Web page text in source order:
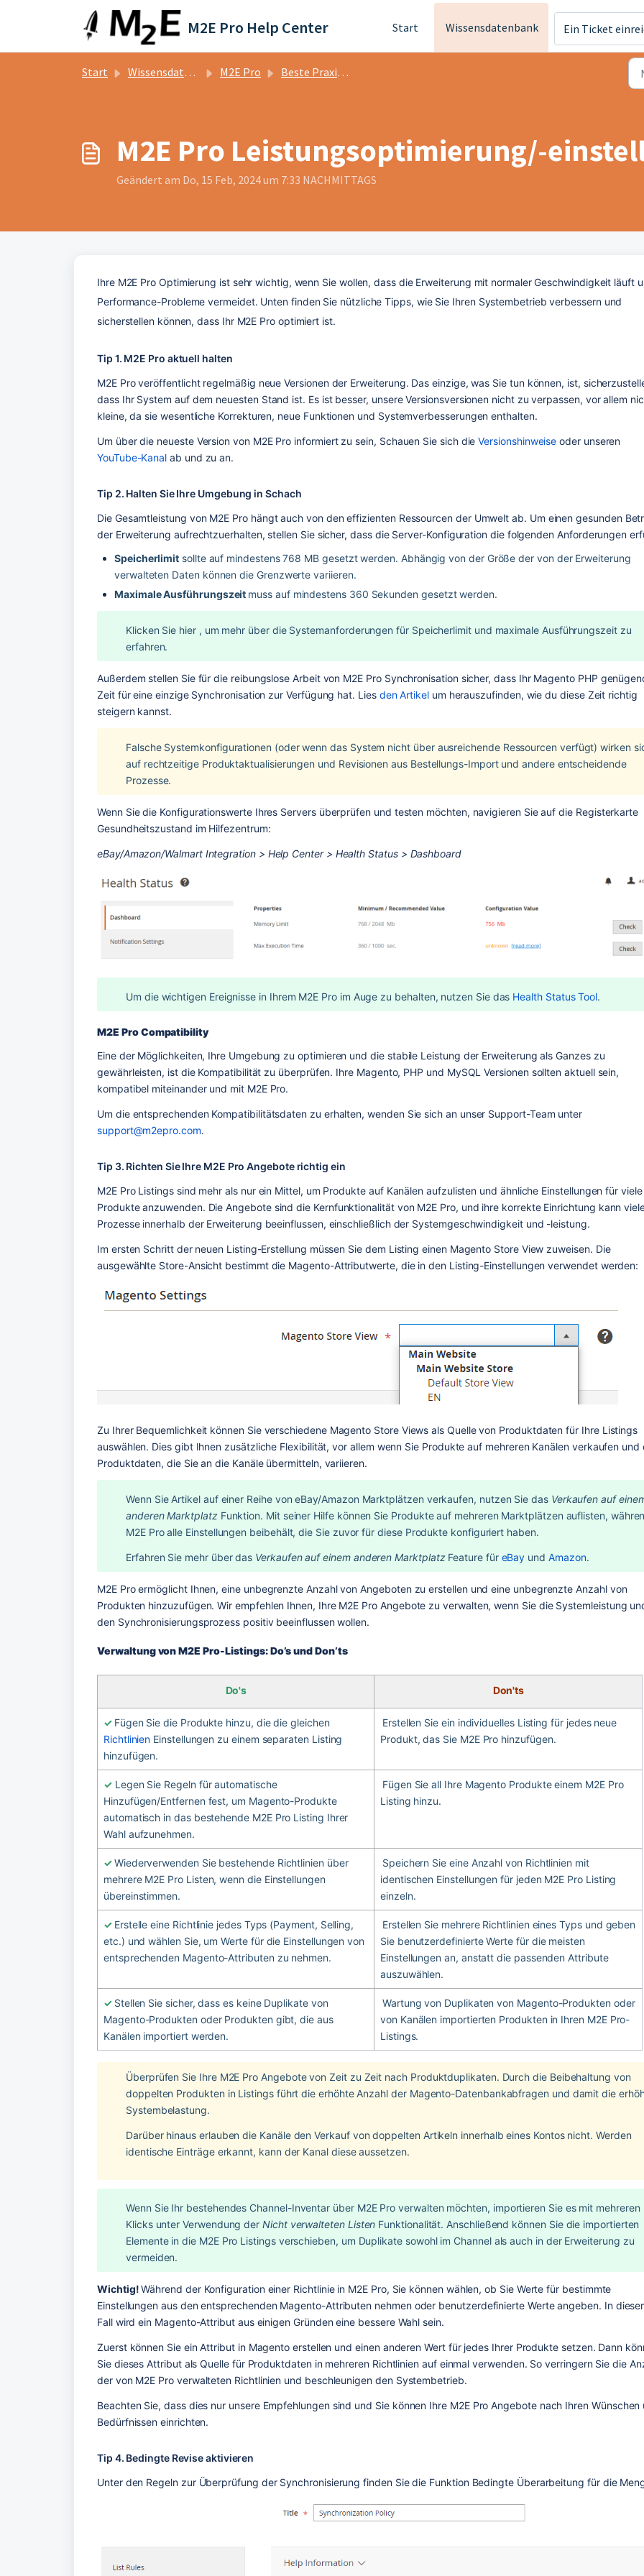
Zum hauptsächlichen Inhalt gehen
M2E Pro Help Center Start Wissensdatenbank Ein Ticket
Start Wissensdatenbank M2E Pro Beste Praxis M2
M2E Pro Leistungsoptimierung/-
Geändert am Do, 15 Feb, 2024 um 7:33 NACHMITTAGS
Ihre M2E Pro Optimierung ist sehr wichtig, wenn Sie wollen, dass die Erweiterung mit normaler Geschwindigkeit läuft
Performance-Probleme vermeidet. Unten finden Sie nützliche Tipps, wie Sie Ihren Systembetrieb verbessern und
sicherstellen können, dass Ihr M2E Pro optimiert ist.
Tip 1. M2E Pro aktuell halten
M2E Pro veröffentlicht regelmäßig neue Versionen der Erweiterung. Das einzige, was Sie tun können, ist,
dass Ihr System auf dem neuesten Stand ist. Es ist besser, unsere Versionsversionen nicht zu verpassen, vor allem
kleine, da sie wesentliche Korrekturen, neue Funktionen und Systemverbesserungen enthalten.
Um über die neueste Version von M2E Pro informiert zu sein, Schauen Sie sich die Versionshinweise
YouTube-Kanal ab und zu an.
Tip 2. Halten Sie Ihre Umgebung in Schach
Die Gesamtleistung von M2E Pro hängt auch von den effizienten Ressourcen der Umwelt ab. Um einen gesunden
der Erweiterung aufrechtzuerhalten, stellen Sie sicher, dass die Server-Konfiguration die folgenden Anforderungen
Speicherlimit sollte auf mindestens 768 MB gesetzt werden. Abhängig von der Größe der von der Erweiterung
verwalteten Daten können die Grenzwerte variieren.
Maximale Ausführungszeit muss auf mindestens 360 Sekunden gesetzt werden.
Klicken Sie hier , um mehr über die Systemanforderungen für Speicherlimit und maximale Ausführungszeit zu
erfahren.
Außerdem stellen Sie für die reibungslose Arbeit von M2E Pro Synchronisation sicher, dass Ihr Magento PHP
Zeit für eine einzige Synchronisation zur Verfügung hat. Lies den Artikel um herauszufinden, wie du diese Zeit richtig
steigern kannst.
Falsche Systemkonfigurationen (oder wenn das System nicht über ausreichende Ressourcen verfügt) wirken
auf rechtzeitige Produktaktualisierungen und Revisionen aus Bestellungs-Import und andere entscheidende
Prozesse.
Wenn Sie die Konfigurationswerte Ihres Servers überprüfen und testen möchten, navigieren Sie auf die Registerkarte
Gesundheitszustand im Hilfezentrum:
eBay/Amazon/Walmart Integration > Help Center > Health Status > Dashboard
Um die wichtigen Ereignisse in Ihrem M2E Pro im Auge zu behalten, nutzen Sie das Health Status Tool.
M2E Pro Compatibility
Eine der Möglichkeiten, Ihre Umgebung zu optimieren und die stabile Leistung der Erweiterung als Ganzes zu
gewährleisten, ist die Kompatibilität zu überprüfen. Ihre Magento, PHP und MySQL Versionen sollten aktuell sein,
kompatibel miteinander und mit M2E Pro.
support@m2epro.com.
Tip 3. Richten Sie Ihre M2E Pro Angebote richtig ein
M2E Pro Listings sind mehr als nur ein Mittel, um Produkte auf Kanälen aufzulisten und ähnliche Einstellungen für viele
Produkte anzuwenden. Die Angebote sind die Kernfunktionalität von M2E Pro, und ihre korrekte Einrichtung kann
Prozesse innerhalb der Erweiterung beeinflussen, einschließlich der Systemgeschwindigkeit und -leistung.
Im ersten Schritt der neuen Listing-Erstellung müssen Sie dem Listing einen Magento Store View zuweisen. Die
ausgewählte Store-Ansicht bestimmt die Magento-Attributwerte, die in den Listing-Einstellungen verwendet werden:
Zu Ihrer Bequemlichkeit können Sie verschiedene Magento Store Views als Quelle von Produktdaten für Ihre Listings
auswählen. Dies gibt Ihnen zusätzliche Flexibilität, vor allem wenn Sie Produkte auf mehreren Kanälen verkaufen und
Produktdaten, die Sie an die Kanäle übermitteln, variieren.
Wenn Sie Artikel auf einer Reihe von eBay/Amazon Marktplätzen verkaufen, nutzen Sie das Verkaufen auf
anderen Marktplatz Funktion. Mit seiner Hilfe können Sie Produkte auf mehreren Marktplätzen auflisten,
M2E Pro alle Einstellungen beibehält, die Sie zuvor für diese Produkte konfiguriert haben.
Erfahren Sie mehr über das Verkaufen auf einem anderen Marktplatz Feature für eBay und Amazon.
M2E Pro ermöglicht Ihnen, eine unbegrenzte Anzahl von Angeboten zu erstellen und eine unbegrenzte Anzahl von
Produkten hinzuzufügen. Wir empfehlen Ihnen, Ihre M2E Pro Angebote zu verwalten, wenn Sie die Systemleistung
den Synchronisierungsprozess positiv beeinflussen wollen.
Verwaltung von M2E Pro-Listings: Do’s und Don’ts
Do's Don'ts
✓
Richtlinien Einstellungen zu einem separaten Listing
hinzufügen.
Erstellen Sie ein individuelles Listing für jedes neue
Produkt, das Sie M2E Pro hinzufügen.
✓ Legen Sie Regeln für automatische
Hinzufügen/Entfernen fest, um Magento-Produkte
automatisch in das bestehende M2E Pro Listing Ihrer
Wahl aufzunehmen.
Fügen Sie all Ihre Magento Produkte einem M2E Pro
Listing hinzu.
✓ Wiederverwenden Sie bestehende Richtlinien über
mehrere M2E Pro Listen, wenn die Einstellungen
übereinstimmen.
Speichern Sie eine Anzahl von Richtlinien mit
identischen Einstellungen für jeden M2E Pro Listing
einzeln.
✓ Erstelle eine Richtlinie jedes Typs (Payment, Selling,
etc.) und wählen Sie, um Werte für die Einstellungen von
entsprechenden Magento-Attributen zu nehmen.
Erstellen Sie mehrere Richtlinien eines Typs und geben
Sie benutzerdefinierte Werte für die meisten
Einstellungen an, anstatt die passenden Attribute
auszuwählen.
✓ Stellen Sie sicher, dass es keine Duplikate von
Magento-Produkten oder Produkten gibt, die aus
Kanälen importiert werden.
Wartung von Duplikaten von Magento-Produkten oder
von Kanälen importierten Produkten in Ihren M2E Pro-
Listings.
Überprüfen Sie Ihre M2E Pro Angebote von Zeit zu Zeit nach Produktduplikaten. Durch die Beibehaltung von
doppelten Produkten in Listings führt die erhöhte Anzahl der Magento-Datenbankabfragen und damit die
Systembelastung.
Darüber hinaus erlauben die Kanäle den Verkauf von doppelten Artikeln innerhalb eines Kontos nicht. Werden
identische Einträge erkannt, kann der Kanal diese aussetzen.
Wenn Sie Ihr bestehendes Channel-Inventar über M2E Pro verwalten möchten, importieren Sie es mit mehreren
Klicks unter Verwendung der Nicht verwalteten Listen Funktionalität. Anschließend können Sie die importierten
Elemente in die M2E Pro Listings verschieben, um Duplikate sowohl im Channel als auch in der Erweiterung zu
vermeiden.
Wichtig! Während der Konfiguration einer Richtlinie in M2E Pro, Sie können wählen, ob Sie Werte für bestimmte
Einstellungen aus den entsprechenden Magento-Attributen nehmen oder benutzerdefinierte Werte angeben. In
Fall wird ein Magento-Attribut aus einigen Gründen eine bessere Wahl sein.
Zuerst können Sie ein Attribut in Magento erstellen und einen anderen Wert für jedes Ihrer Produkte setzen. Dann
Sie dieses Attribut als Quelle für Produktdaten in mehreren Richtlinien auf einmal verwenden. So verringern Sie die
der von M2E Pro verwalteten Richtlinien und beschleunigen den Systembetrieb.
Beachten Sie, dass dies nur unsere Empfehlungen sind und Sie können Ihre M2E Pro Angebote nach Ihren Wünschen
Bedürfnissen einrichten.
Tip 4. Bedingte Revise aktivieren
Unter den Regeln zur Überprüfung der Synchronisierung finden Sie die Funktion Bedingte Überarbeitung für die